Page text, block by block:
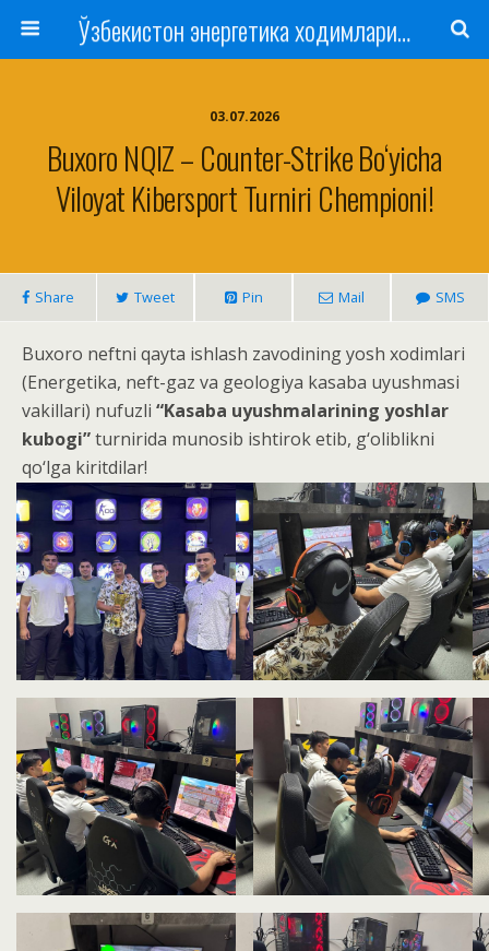
Ўзбекистон энергетика ходимлари касаба уюшмаси
03.07.2026
Buxoro NQIZ – Counter-Strike Bo‘yicha
Viloyat Kibersport Turniri Chempioni!
Share Tweet Pin Mail SMS
Buxoro neftni qayta ishlash zavodining yosh xodimlari
(Energetika, neft-gaz va geologiya kasaba uyushmasi
vakillari) nufuzli “Kasaba uyushmalarining yoshlar
kubogi”turnirida munosib ishtirok etib, g‘oliblikni
qo‘lga kiritdilar!